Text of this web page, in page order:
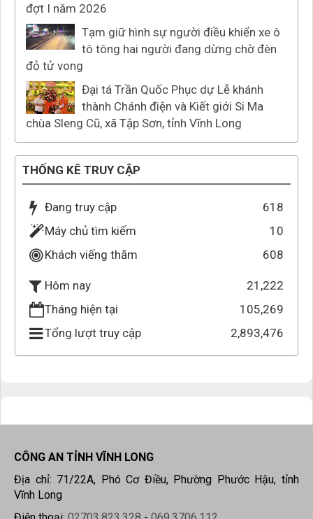
đợt I năm 2026
Tạm giữ hình sự người điều khiển xe ô
tô tông hai người đang dừng chờ đèn
đỏ tử vong
Đại tá Trần Quốc Phục dự Lễ khánh
thành Chánh điện và Kiết giới Si Ma
chùa Sleng Cũ, xã Tập Sơn, tỉnh Vĩnh Long
THỐNG KÊ TRUY CẬP
Đang truy cập
618
Máy chủ tìm kiếm
10
Khách viếng thăm
608
Hôm nay
21,222
Tháng hiện tại
105,269
Tổng lượt truy cập
2,893,476
CÔNG AN TỈNH VĨNH LONG
Địa chỉ: 71/22A, Phó Cơ Điều, Phường Phước Hậu, tỉnh
Vĩnh Long